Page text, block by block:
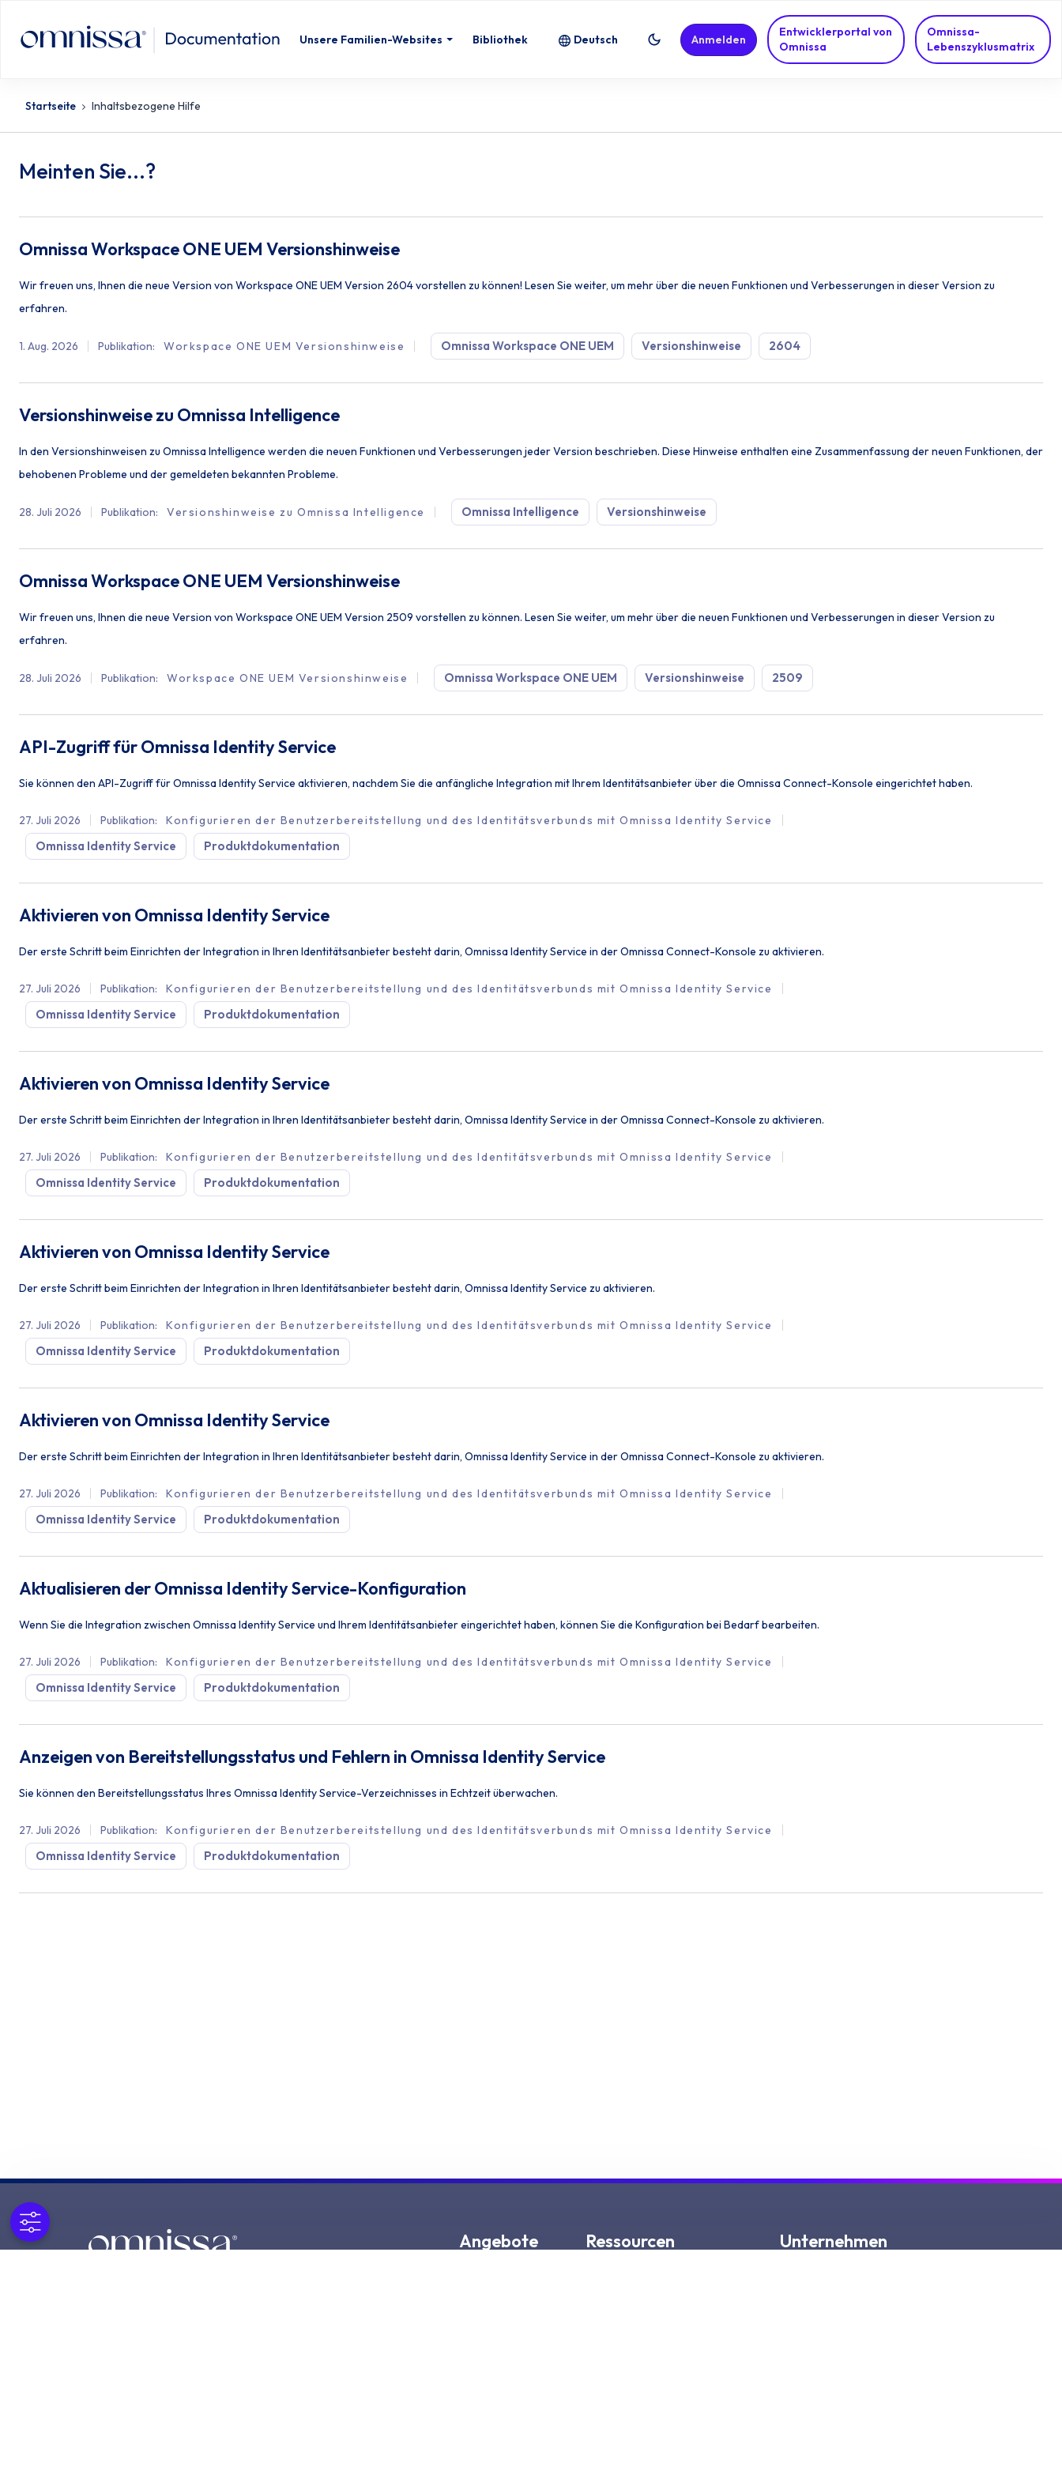
Unsere Familien-Websites Bibliothek
Entwicklerportal von
Omnissa
Omnissa-
Lebenszyklusmatrix
Deutsch Anmelden
Startseite Inhaltsbezogene Hilfe
Meinten Sie...?
Omnissa Workspace ONE UEM Versionshinweise
Wir freuen uns, Ihnen die neue Version von Workspace ONE UEM Version 2604 vorstellen zu können! Lesen Sie weiter, um mehr über die neuen Funktionen und Verbesserungen in dieser Version zu
erfahren.
1. Aug. 2026 Publikation: Workspace ONE UEM Versionshinweise Omnissa Workspace ONE UEM Versionshinweise 2604
Versionshinweise zu Omnissa Intelligence
In den Versionshinweisen zu Omnissa Intelligence werden die neuen Funktionen und Verbesserungen jeder Version beschrieben. Diese Hinweise enthalten eine Zusammenfassung der neuen Funktionen, der
behobenen Probleme und der gemeldeten bekannten Probleme.
28. Juli 2026 Publikation: Versionshinweise zu Omnissa Intelligence Omnissa Intelligence Versionshinweise
Omnissa Workspace ONE UEM Versionshinweise
Wir freuen uns, Ihnen die neue Version von Workspace ONE UEM Version 2509 vorstellen zu können. Lesen Sie weiter, um mehr über die neuen Funktionen und Verbesserungen in dieser Version zu
erfahren.
28. Juli 2026 Publikation: Workspace ONE UEM Versionshinweise Omnissa Workspace ONE UEM Versionshinweise 2509
API-Zugriff für Omnissa Identity Service
Sie können den API-Zugriff für Omnissa Identity Service aktivieren, nachdem Sie die anfängliche Integration mit Ihrem Identitätsanbieter über die Omnissa Connect-Konsole eingerichtet haben.
27. Juli 2026 Publikation: Konfigurieren der Benutzerbereitstellung und des Identitätsverbunds mit Omnissa Identity Service
Omnissa Identity Service Produktdokumentation
Aktivieren von Omnissa Identity Service
Der erste Schritt beim Einrichten der Integration in Ihren Identitätsanbieter besteht darin, Omnissa Identity Service in der Omnissa Connect-Konsole zu aktivieren.
27. Juli 2026 Publikation: Konfigurieren der Benutzerbereitstellung und des Identitätsverbunds mit Omnissa Identity Service
Omnissa Identity Service Produktdokumentation
Aktivieren von Omnissa Identity Service
Der erste Schritt beim Einrichten der Integration in Ihren Identitätsanbieter besteht darin, Omnissa Identity Service in der Omnissa Connect-Konsole zu aktivieren.
27. Juli 2026 Publikation: Konfigurieren der Benutzerbereitstellung und des Identitätsverbunds mit Omnissa Identity Service
Omnissa Identity Service Produktdokumentation
Aktivieren von Omnissa Identity Service
Der erste Schritt beim Einrichten der Integration in Ihren Identitätsanbieter besteht darin, Omnissa Identity Service zu aktivieren.
27. Juli 2026 Publikation: Konfigurieren der Benutzerbereitstellung und des Identitätsverbunds mit Omnissa Identity Service
Omnissa Identity Service Produktdokumentation
Aktivieren von Omnissa Identity Service
Der erste Schritt beim Einrichten der Integration in Ihren Identitätsanbieter besteht darin, Omnissa Identity Service in der Omnissa Connect-Konsole zu aktivieren.
27. Juli 2026 Publikation: Konfigurieren der Benutzerbereitstellung und des Identitätsverbunds mit Omnissa Identity Service
Omnissa Identity Service Produktdokumentation
Aktualisieren der Omnissa Identity Service-Konfiguration
Wenn Sie die Integration zwischen Omnissa Identity Service und Ihrem Identitätsanbieter eingerichtet haben, können Sie die Konfiguration bei Bedarf bearbeiten.
27. Juli 2026 Publikation: Konfigurieren der Benutzerbereitstellung und des Identitätsverbunds mit Omnissa Identity Service
Omnissa Identity Service Produktdokumentation
Anzeigen von Bereitstellungsstatus und Fehlern in Omnissa Identity Service
Sie können den Bereitstellungsstatus Ihres Omnissa Identity Service-Verzeichnisses in Echtzeit überwachen.
27. Juli 2026 Publikation: Konfigurieren der Benutzerbereitstellung und des Identitätsverbunds mit Omnissa Identity Service
Omnissa Identity Service Produktdokumentation
Angebote Ressourcen Unternehmen